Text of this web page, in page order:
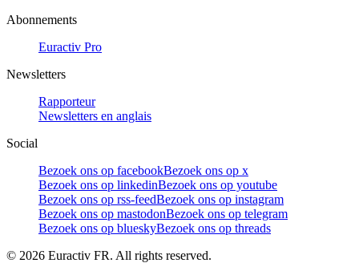
Abonnements
Euractiv Pro
Newsletters
Rapporteur
Newsletters en anglais
Social
Bezoek ons op facebookBezoek ons op x
Bezoek ons op linkedinBezoek ons op youtube
Bezoek ons op rss-feedBezoek ons op instagram
Bezoek ons op mastodonBezoek ons op telegram
Bezoek ons op blueskyBezoek ons op threads
© 2026 Euractiv FR. All rights reserved.